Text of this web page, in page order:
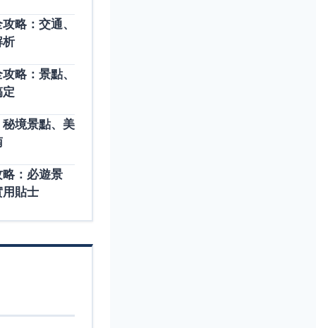
略：交通、
略：景點、
境景點、美
：必遊景
貼士